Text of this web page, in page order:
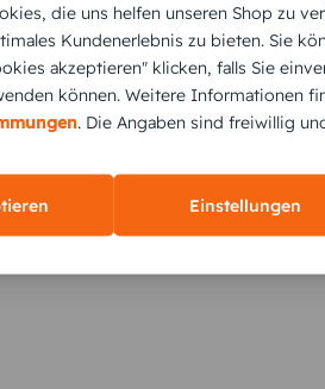
KUNDEN GEFÄLLT
die uns helfen unseren Shop zu
Kundenerlebnis zu bieten. Sie
akzeptieren" klicken, falls Sie
können. Weitere Informationen
. Die Angaben sind freiwillig
Einstellungen